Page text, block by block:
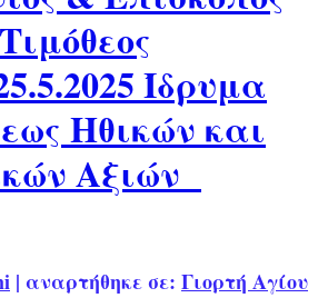
Ίδρυμα
Ηθικών και
Αξιών
| αναρτήθηκε σε: Γιορτή Αγίου